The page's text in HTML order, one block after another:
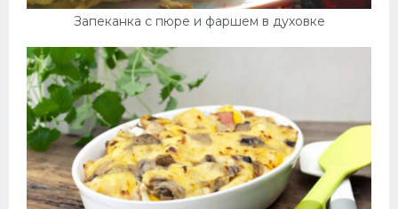
Запеканка с пюре и фаршем в духовке